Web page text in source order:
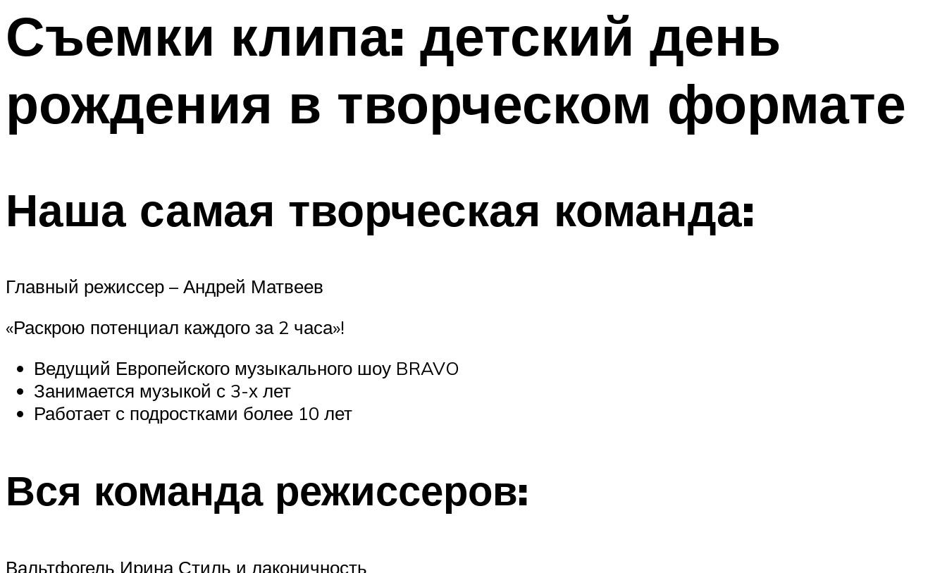
Съемки клипа: детский день
рождения в творческом формате
Наша самая творческая команда:
Главный режиссер – Андрей Матвеев
«Раскрою потенциал каждого за 2 часа»!
Ведущий Европейского музыкального шоу BRAVO
Занимается музыкой с 3-х лет
Работает с подростками более 10 лет
Вся команда режиссеров:
Вальтфогель Ирина Стиль и лаконичность